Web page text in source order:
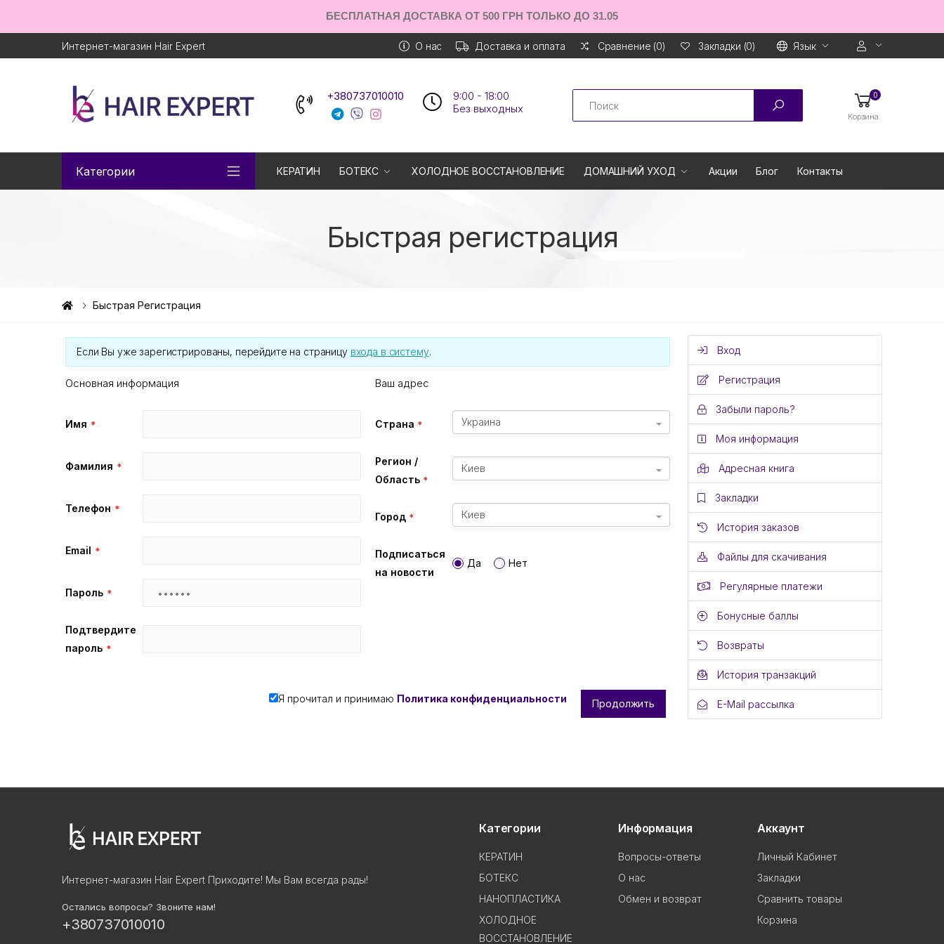
БЕСПЛАТНАЯ ДОСТАВКА ОТ 500 ГРН ТОЛЬКО ДО 31.05
Интернет-магазин Hair Expert О нас Доставка и оплата Сравнение (0) Закладки (0) Язык
+380737010010
9:00 - 18:00
Без выходных
Search 0
Корзина
Категории КЕРАТИН БОТЕКС ХОЛОДНОЕ ВОССТАНОВЛЕНИЕ ДОМАШНИЙ УХОД Акции Блог Контакты
Быстрая регистрация
Быстрая Регистрация
Если Вы уже зарегистрированы, перейдите на страницу входа в систему.
Основная информация
Имя
Фамилия
Телефон
Email
Пароль
Подтвердите
пароль
Ваш адрес
Страна Украина
Регион /
Область
Киев
Город Киев
Подписаться
на новости
Да Нет
Я прочитал и принимаю Политика конфиденциальности Продолжить
Вход
Регистрация
Забыли пароль?
Моя информация
Адресная книга
Закладки
История заказов
Файлы для скачивания
Регулярные платежи
Бонусные баллы
Возвраты
История транзакций
E-Mail рассылка
Интернет-магазин Hair Expert Приходите! Мы Вам всегда рады!
Остались вопросы? Звоните нам!
+380737010010
Категории
КЕРАТИН
БОТЕКС
НАНОПЛАСТИКА
ХОЛОДНОЕ
ВОССТАНОВЛЕНИЕ
Информация
Вопросы-ответы
О нас
Обмен и возврат
Аккаунт
Личный Кабинет
Закладки
Сравнить товары
Корзина